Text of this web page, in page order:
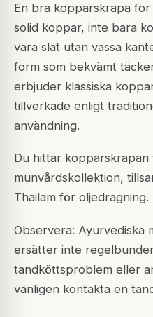
En bra kopparskrapa
solid koppar, inte bara
vara slät utan vassa
form som bekvämt
erbjuder klassiska
tillverkade enligt
användning.
Du hittar
munvårdskollektion,
Thailam för oljedragning.
Observera: Ayurvediska
ersätter inte
tandköttsproblem eller
vänligen kontakta en